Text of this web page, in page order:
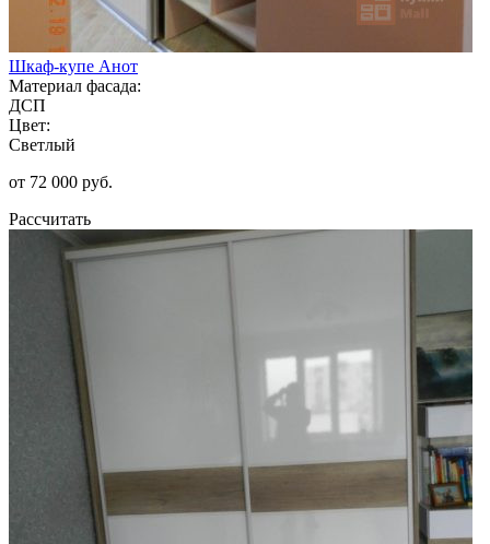
Шкаф-купе Анот
Материал фасада:
ДСП
Цвет:
Светлый
от 72 000 руб.
Рассчитать